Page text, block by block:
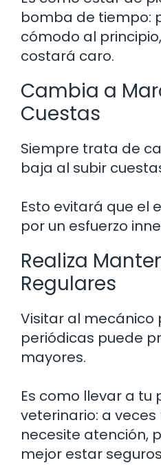
bomba de tiempo:
cómodo al
costará caro.
Cambia a
Cuestas
Siempre trata de
baja al subir
Esto evitará que el
por un esfuerzo
Realiza
Regulares
Visitar al mecánico
periódicas puede
mayores.
Es como llevar a tu
veterinario: a
necesite atención,
mejor estar